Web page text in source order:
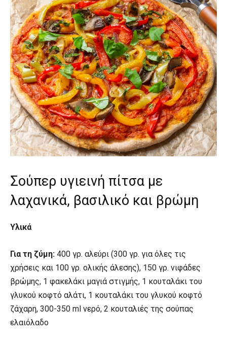
Σούπερ υγιεινή πίτσα με
λαχανικά, βασιλικό και βρώμη
Υλικά
Για τη ζύμη: 400 γρ. αλεύρι (300 γρ. για όλες τις
χρήσεις και 100 γρ. ολικής άλεσης), 150 γρ. νιφάδες
βρώμης, 1 φακελάκι μαγιά στιγμής, 1 κουταλάκι του
γλυκού κοφτό αλάτι, 1 κουταλάκι του γλυκού κοφτό
ζάχαρη, 300-350 ml νερό, 2 κουταλιές της σούπας
ελαιόλαδο